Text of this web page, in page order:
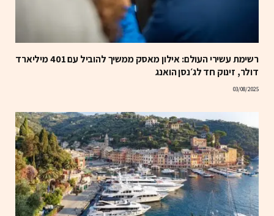
רשימת עשירי העולם: אילון מאסק ממשיך להוביל עם 401 מיליארד
דולר, זינוק חד לג׳נסן הואנג
03/08/2025